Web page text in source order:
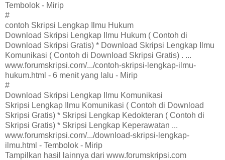
Tembolok - Mirip
#
contoh Skripsi Lengkap Ilmu Hukum
Download Skripsi Lengkap Ilmu Hukum ( Contoh di
Download Skripsi Gratis) * Download Skripsi Lengkap Ilmu
Komunikasi ( Contoh di Download Skripsi Gratis) . ...
www.forumskripsi.com/.../contoh-skripsi-lengkap-ilmu-
hukum.html - 6 menit yang lalu - Mirip
#
Download Skripsi Lengkap Ilmu Komunikasi
Skripsi Lengkap Ilmu Komunikasi ( Contoh di Download
Skripsi Gratis) * Skripsi Lengkap Kedokteran ( Contoh di
Skripsi Gratis) * Skripsi Lengkap Keperawatan ...
www.forumskripsi.com/.../download-skripsi-lengkap-
ilmu.html - Tembolok - Mirip
Tampilkan hasil lainnya dari www.forumskripsi.com